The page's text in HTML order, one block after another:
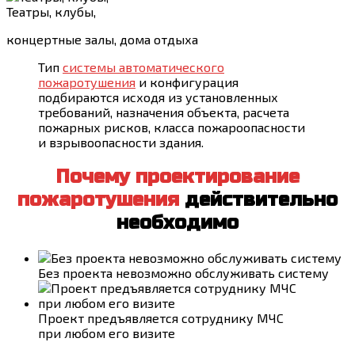
Театры, клубы,
концертные залы, дома отдыха
Тип системы автоматического
пожаротушения и конфигурация
подбираются исходя из установленных
требований, назначения объекта, расчета
пожарных рисков, класса пожароопасности
и взрывоопасности здания.
Почему проектирование
пожаротушения действительно
необходимо
Без проекта невозможно обслуживать систему
Проект предъявляется сотруднику МЧС
при любом его визите